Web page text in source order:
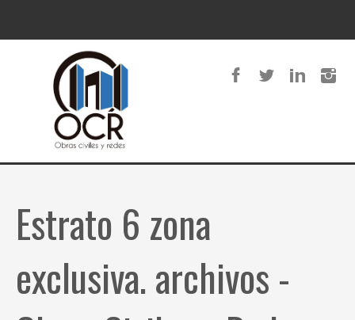
Estrato 6 zona
exclusiva. archivos -